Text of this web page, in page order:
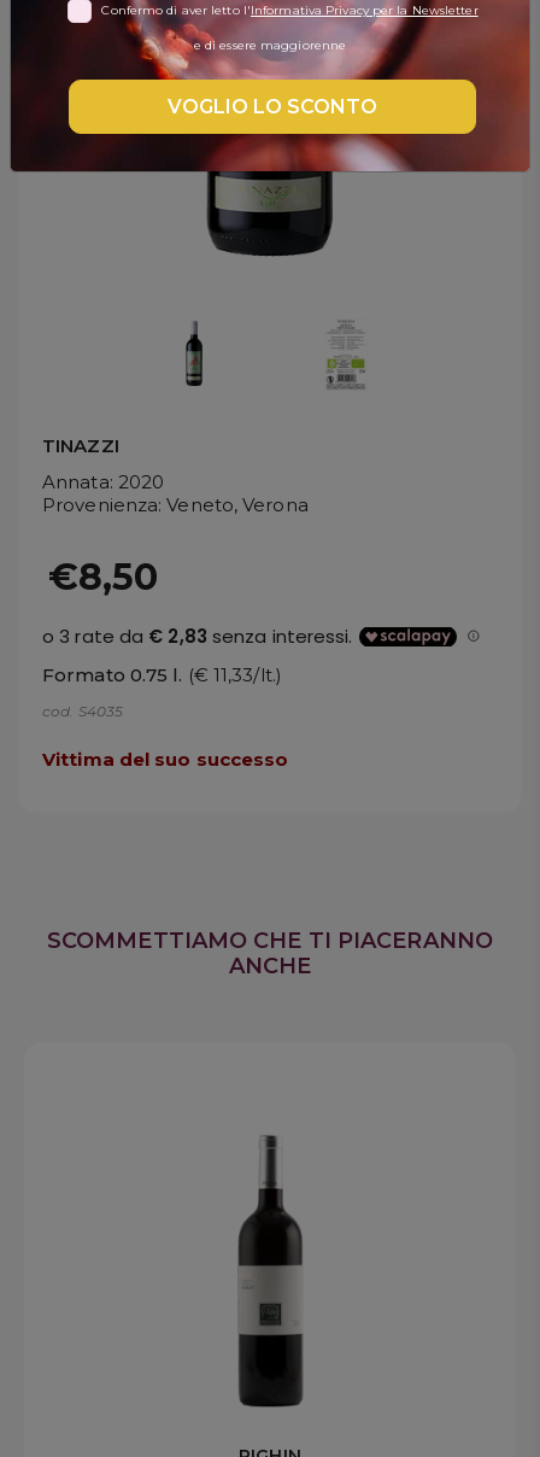
DISPENSA
TUTTO A
TINAZZI
Annata: 2020
Provenienza: Veneto, Verona
€8,50
Formato 0.75 l. (€ 11,33/lt.)
cod. S4035
Vittima del suo successo
SCOMMETTIAMO CHE TI PIACERANNO
ANCHE
Confermo di aver letto l'Informativa Privacy per la Newsletter
e di essere maggiorenne
VOGLIO LO SCONTO